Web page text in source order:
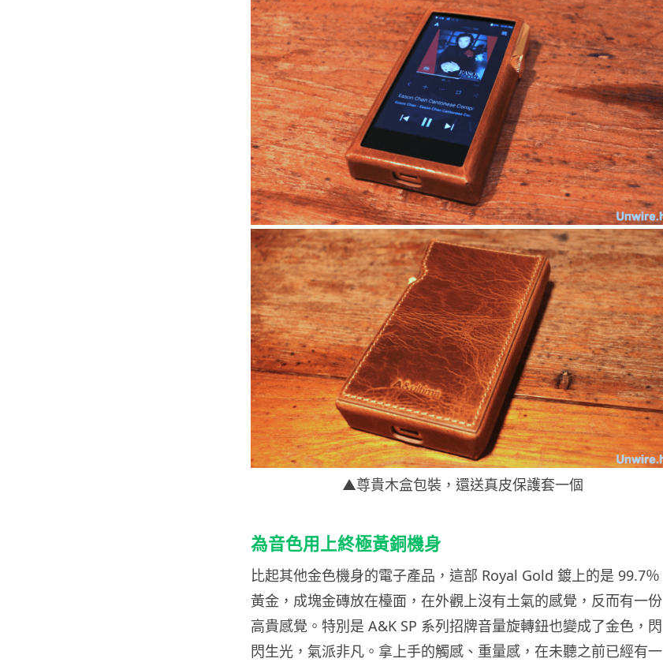
▲尊貴木盒包裝，還送真皮保護套一個
為音色用上終極黃銅機身
比起其他金色機身的電子產品，這部 Royal Gold 鍍上的是 99.7％
黃金，成塊金磚放在檯面，在外觀上沒有土氣的感覺，反而有一份
高貴感覺。特別是 A&K SP 系列招牌音量旋轉鈕也變成了金色，閃
閃生光，氣派非凡。拿上手的觸感、重量感，在未聽之前已經有一